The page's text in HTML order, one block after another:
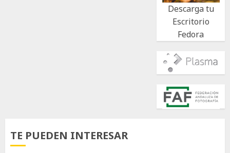
Descarga tu
Escritorio
Fedora
TE PUEDEN INTERESAR